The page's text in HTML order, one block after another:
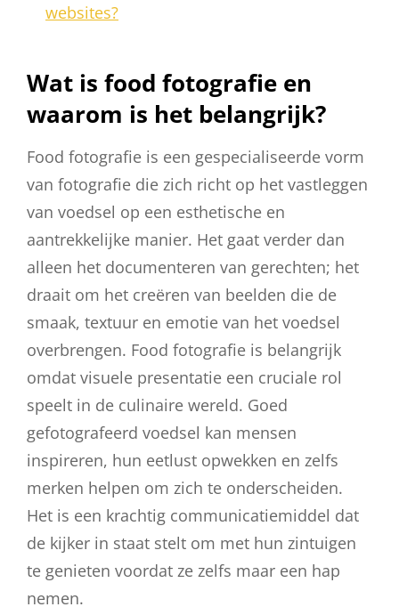
websites?
Wat is food fotografie en
waarom is het belangrijk?
Food fotografie is een gespecialiseerde vorm
van fotografie die zich richt op het vastleggen
van voedsel op een esthetische en
aantrekkelijke manier. Het gaat verder dan
alleen het documenteren van gerechten; het
draait om het creëren van beelden die de
smaak, textuur en emotie van het voedsel
overbrengen. Food fotografie is belangrijk
omdat visuele presentatie een cruciale rol
speelt in de culinaire wereld. Goed
gefotografeerd voedsel kan mensen
inspireren, hun eetlust opwekken en zelfs
merken helpen om zich te onderscheiden.
Het is een krachtig communicatiemiddel dat
de kijker in staat stelt om met hun zintuigen
te genieten voordat ze zelfs maar een hap
nemen.